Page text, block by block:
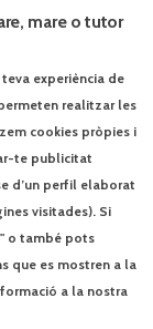
mare o tutor
experiència de
realitzar les
cookies pròpies i
te publicitat
d’un perfil elaborat
visitades). Si
o també pots
que es mostren a la
a la nostra